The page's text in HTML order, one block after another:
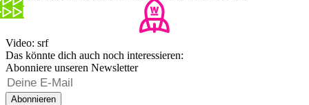
Video: srf
Das könnte dich auch noch interessieren:
Abonniere unseren Newsletter
Abonnieren